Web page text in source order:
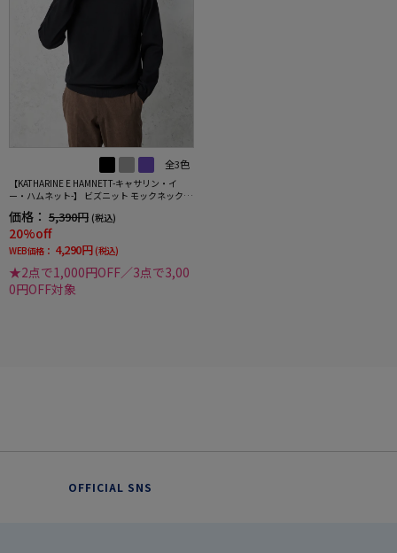
全3色
【KATHARINE E HAMNETT-キャサリン・イ
ー・ハムネット-】 ビズニット モックネック カ
ブル 軽量 吸湿発熱 秋冬
価格： 5,390円 (税込)
20%off
WEB価格： 4,290円 (税込)
★2点で1,000円OFF／3点で3,00
0円OFF対象
OFFICIAL SNS